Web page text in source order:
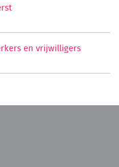
en vrijwilligers